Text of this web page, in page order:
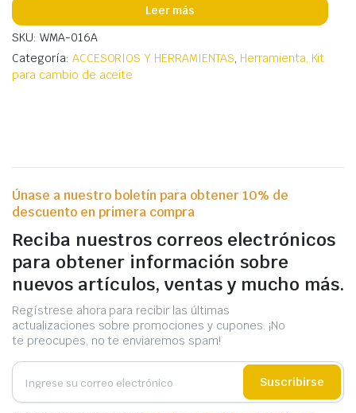
Leer más
SKU: WMA-016A
Categoría: ACCESORIOS Y HERRAMIENTAS, Herramienta, Kit
para cambio de aceite
Únase a nuestro boletín para obtener 10% de
descuento en primera compra
Reciba nuestros correos electrónicos
para obtener información sobre
nuevos artículos, ventas y mucho más.
Regístrese ahora para recibir las últimas
actualizaciones sobre promociones y cupones. ¡No
te preocupes, no te enviaremos spam!
Suscribirse